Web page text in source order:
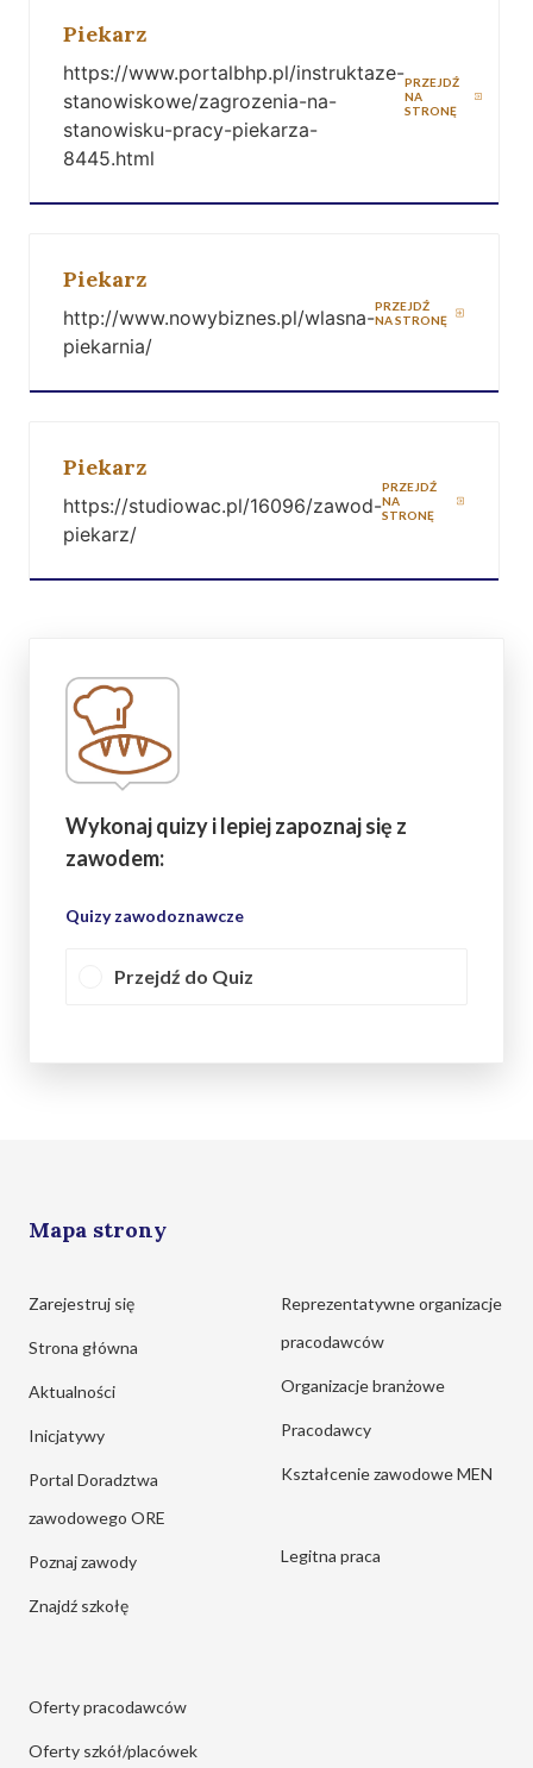
Piekarz
https://www.portalbhp.pl/instruktaze-
stanowiskowe/zagrozenia-na-
stanowisku-pracy-piekarza-
8445.html
PRZEJDŹ
NA
STRONĘ
Piekarz
http://www.nowybiznes.pl/wlasna-
piekarnia/
PRZEJDŹ
NA STRONĘ
Piekarz
https://studiowac.pl/16096/zawod-
piekarz/
PRZEJDŹ
NA
STRONĘ
Wykonaj quizy i lepiej zapoznaj się z
zawodem:
Quizy zawodoznawcze
Przejdź do Quiz
Mapa strony
Zarejestruj się
Strona główna
Aktualności
Inicjatywy
Portal Doradztwa
zawodowego ORE
Poznaj zawody
Znajdź szkołę
Reprezentatywne organizacje
pracodawców
Organizacje branżowe
Pracodawcy
Kształcenie zawodowe MEN
Legitna praca
Oferty pracodawców
Oferty szkół/placówek